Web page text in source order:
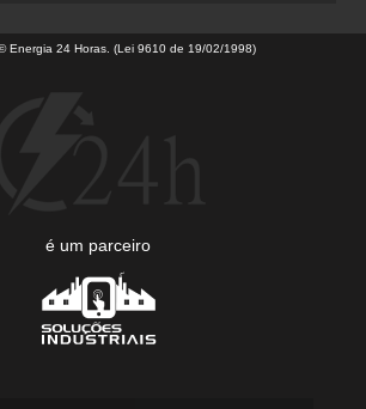
Energia 24 Horas. (Lei 9610 de 19/02/1998)
é um parceiro